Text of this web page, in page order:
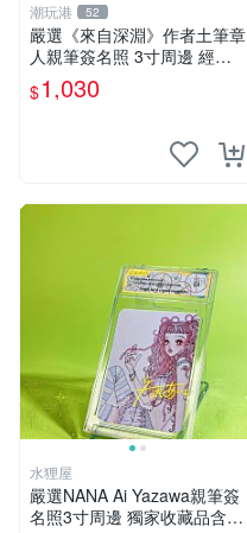
潮玩港 52
嚴選《來自深淵》作者土筆章
人親筆簽名照 3寸周邊 經典
卡磚 相片拍賣 深淵 Made in
Abyss 土筆章人 照片
$1,030
水狸屋
嚴選NANA Ai Yazawa親筆簽
名照3寸周邊 獨家收藏品含卡